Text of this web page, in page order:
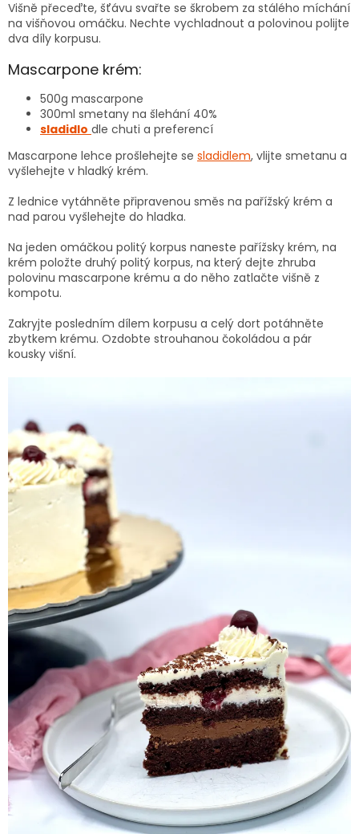
Višně přeceďte, šťávu svařte se škrobem za stálého míchání
na višňovou omáčku. Nechte vychladnout a polovinou polijte
dva díly korpusu.
Mascarpone krém:
500g mascarpone
300ml smetany na šlehání 40%
sladidlo dle chuti a preferencí
Mascarpone lehce prošlehejte se sladidlem, vlijte smetanu a
vyšlehejte v hladký krém.
Z lednice vytáhněte připravenou směs na pařížský krém a
nad parou vyšlehejte do hladka.
Na jeden omáčkou politý korpus naneste pařížsky krém, na
krém položte druhý politý korpus, na který dejte zhruba
polovinu mascarpone krému a do něho zatlačte višně z
kompotu.
Zakryjte posledním dílem korpusu a celý dort potáhněte
zbytkem krému. Ozdobte strouhanou čokoládou a pár
kousky višní.